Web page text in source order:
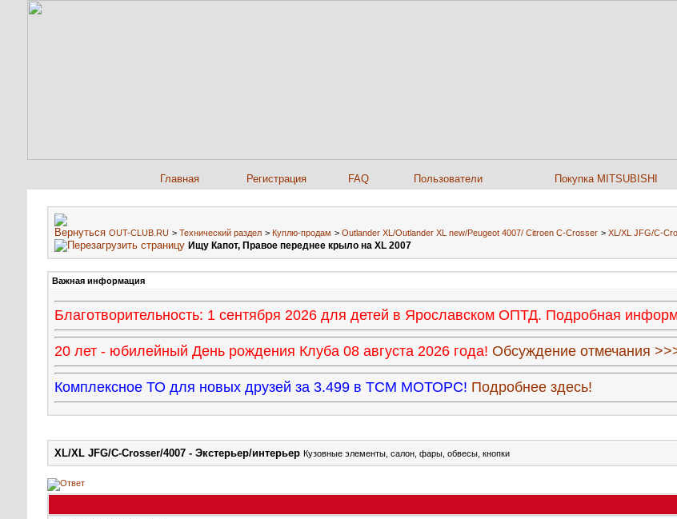
Главная Регистрация FAQ Пользователи Покупка MITSUBISHI
OUT-CLUB.RU > Технический раздел > Куплю-продам > Outlander XL/Outlander XL new/Peugeot 4007/ Citroen C-Сrosser > XL/XL JFG/C-
Ищу Капот, Правое переднее крыло на XL 2007
Важная информация
Благотворительность: 1 сентября 2026 для детей в Ярославском ОПТД. Подробная
20 лет - юбилейный День рождения Клуба 08 августа 2026 года! Обсуждение отмечания
Комплексное ТО для новых друзей за 3.499 в ТСМ МОТОРС! Подробнее здесь!
XL/XL JFG/C-Crosser/4007 - Экстерьер/интерьер Кузовные элементы, салон, фары, обвесы, кнопки